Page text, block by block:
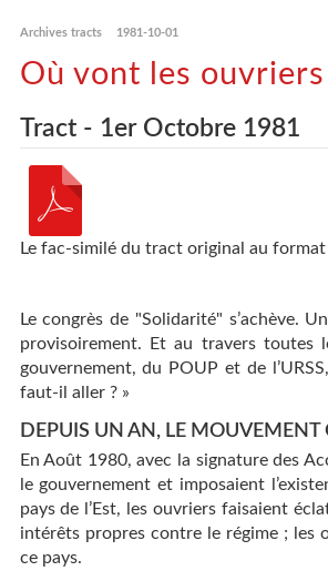
Archives tracts 1981-10-01
Où vont les
Tract - 1er Octobre 1981
Le fac-similé du tract original au
Le congrès de "Solidarité" s’achève.
provisoirement. Et au travers toutes
gouvernement, du POUP et de
faut-il aller ? »
DEPUIS UN AN, LE MOUVEMENT
En Août 1980, avec la signature des
le gouvernement et imposaient
pays de l’Est, les ouvriers faisaient
intérêts propres contre le régime ; les
ce pays.